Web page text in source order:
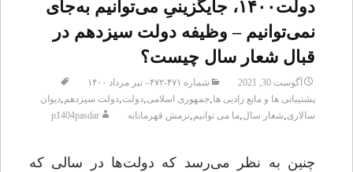
دولت۱۴۰۰، جایگزینیِ می‌توانیم به‌جای
نمی‌توانیم – وظیفه دولت سیزدهم در
قبال شعار سال چیست؟
آگوست 30, 2021
شماره ۴۷۱-۴۷۲– تیر مرداد ۱۴۰۰
پشتیبانی ها و مانع زادیی ها,جمهوری اسلامی,دولت,دولت سیزدهم,دیوان
سالاری,شعار سال,ما می توانیم,نرمش قهرمانانه p1404pasdar
چنین به نظر می‌رسد که دولت‌ها در سالی که